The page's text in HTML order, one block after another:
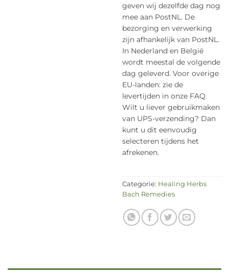
geven wij dezelfde dag nog
mee aan PostNL. De
bezorging en verwerking
zijn afhankelijk van PostNL.
In Nederland en België
wordt meestal de volgende
dag geleverd. Voor overige
EU-landen: zie de
levertijden in onze FAQ.
Wilt u liever gebruikmaken
van UPS-verzending? Dan
kunt u dit eenvoudig
selecteren tijdens het
afrekenen.
Categorie: Healing Herbs
Bach Remedies